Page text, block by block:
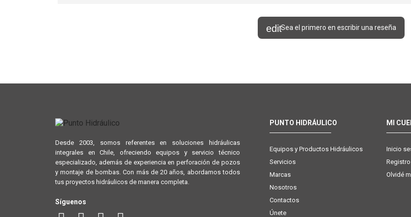
Sea el primero en escribir una reseña
Desde 2003, somos referentes en soluciones hidráulicas
integrales en Chile, ofreciendo equipos y servicio técnico
especializado, además de experiencia en perforación de pozos
y montaje de bombas. Con más de 20 años, abordamos todos
tus proyectos hidráulicos de manera completa.
Síguenos
PUNTO HIDRÁULICO
Equipos y Productos Hidráulicos
Servicios
Marcas
Nosotros
Contactos
Únete
MI
Inicio
Registro
Olvidé